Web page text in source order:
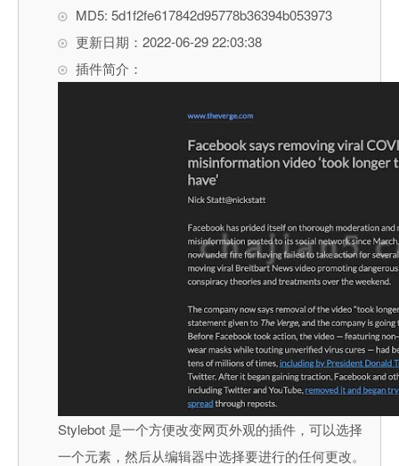
MD5: 5d1f2fe617842d95778b36394b053973
更新日期：2022-06-29 22:03:38
插件简介：
Stylebot 是一个方便改变网页外观的插件，可以选择
一个元素，然后从编辑器中选择要进行的任何更改。